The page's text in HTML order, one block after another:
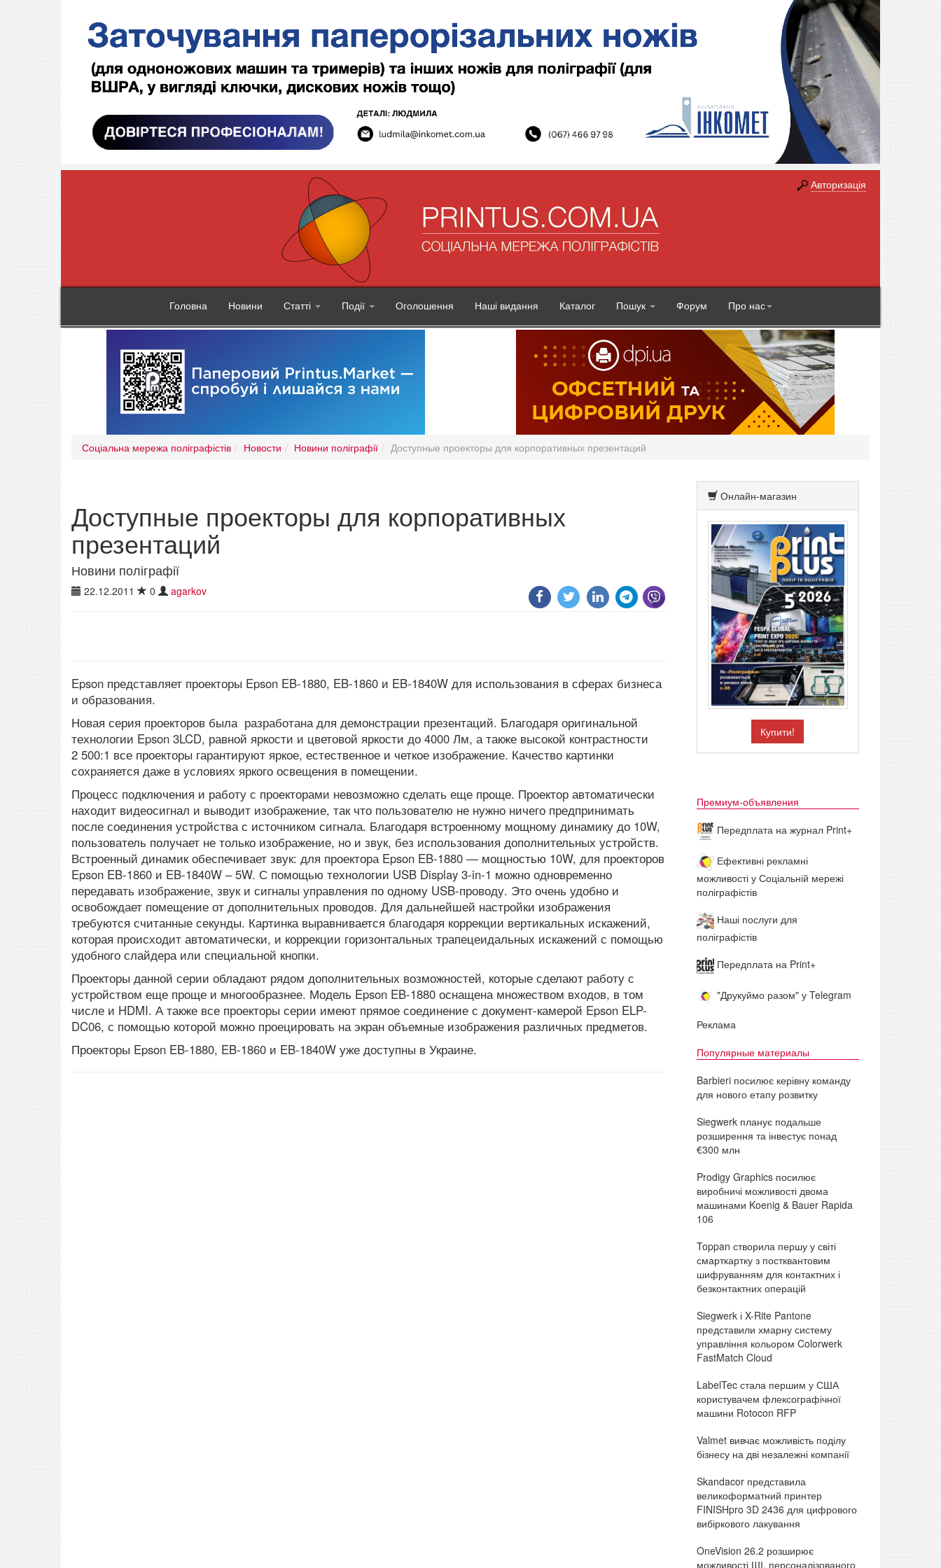
Авторизація
Головна Новини Статті Події Оголошення Наші видання Каталог Пошук Форум Про нас
Соціальна мережа поліграфістів Новости Новини поліграфії Доступные проекторы для корпоративных презентаций
Доступные проекторы для корпоративных
презентаций
Новини поліграфії
22.12.2011 0 agarkov
Epson представляет проекторы Epson EB-1880, EB-1860 и EB-1840W для использования в сферах бизнеса
и образования.
Новая серия проекторов была разработана для демонстрации презентаций. Благодаря оригинальной
технологии Epson 3LCD, равной яркости и цветовой яркости до 4000 Лм, а также высокой контрастности
2 500:1 все проекторы гарантируют яркое, естественное и четкое изображение. Качество картинки
сохраняется даже в условиях яркого освещения в помещении.
Процесс подключения и работу с проекторами невозможно сделать еще проще. Проектор автоматически
находит видеосигнал и выводит изображение, так что пользователю не нужно ничего предпринимать
после соединения устройства с источником сигнала. Благодаря встроенному мощному динамику до 10W,
пользователь получает не только изображение, но и звук, без использования дополнительных устройств.
Встроенный динамик обеспечивает звук: для проектора Epson EB-1880 — мощностью 10W, для проекторов
Epson EB-1860 и EB-1840W – 5W. С помощью технологии USB Display 3-in-1 можно одновременно
передавать изображение, звук и сигналы управления по одному USB-проводу. Это очень удобно и
освобождает помещение от дополнительных проводов. Для дальнейшей настройки изображения
требуются считанные секунды. Картинка выравнивается благодаря коррекции вертикальных искажений,
которая происходит автоматически, и коррекции горизонтальных трапецеидальных искажений с помощью
удобного слайдера или специальной кнопки.
Проекторы данной серии обладают рядом дополнительных возможностей, которые сделают работу с
устройством еще проще и многообразнее. Модель Epson EB-1880 оснащена множеством входов, в том
числе и HDMI. А также все проекторы серии имеют прямое соединение с документ-камерой Epson ELP-
DC06, с помощью которой можно проецировать на экран объемные изображения различных предметов.
Проекторы Epson EB-1880, EB-1860 и EB-1840W уже доступны в Украине.
Онлайн-магазин
Купити!
Премиум-объявления
Передплата на журнал Print+
Ефективні рекламні
можливості у Соціальній мережі
поліграфістів
Наші послуги для
поліграфістів
Передплата на Print+
"Друкуймо разом" у Telegram
Реклама
Популярные материалы
Barbieri посилює керівну команду
для нового етапу розвитку
Siegwerk планує подальше
розширення та інвестує понад
€300 млн
Prodigy Graphics посилює
виробничі можливості двома
машинами Koenig & Bauer Rapida
106
Toppan створила першу у світі
смарткартку з постквантовим
шифруванням для контактних і
безконтактних операцій
Siegwerk і X-Rite Pantone
представили хмарну систему
управління кольором Colorwerk
FastMatch Cloud
LabelTec стала першим у США
користувачем флексографічної
машини Rotocon RFP
Valmet вивчає можливість поділу
бізнесу на дві незалежні компанії
Skandacor представила
великоформатний принтер
FINISHpro 3D 2436 для цифрового
вибіркового лакування
OneVision 26.2 розширює
можливості ШІ, персоналізованого